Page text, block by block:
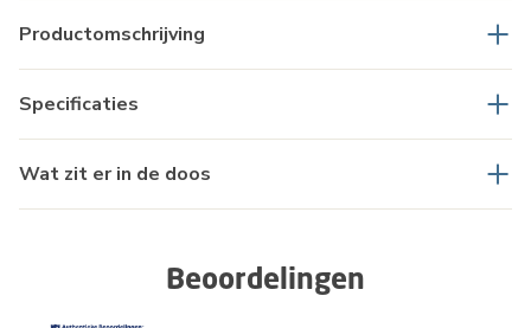
Productomschrijving
Specificaties
Wat zit er in de doos
Beoordelingen